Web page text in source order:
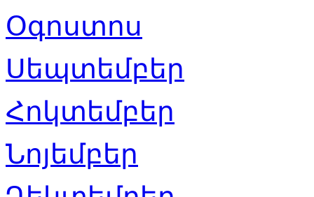
Օգոստոս
Սեպտեմբեր
Հոկտեմբեր
Նոյեմբեր